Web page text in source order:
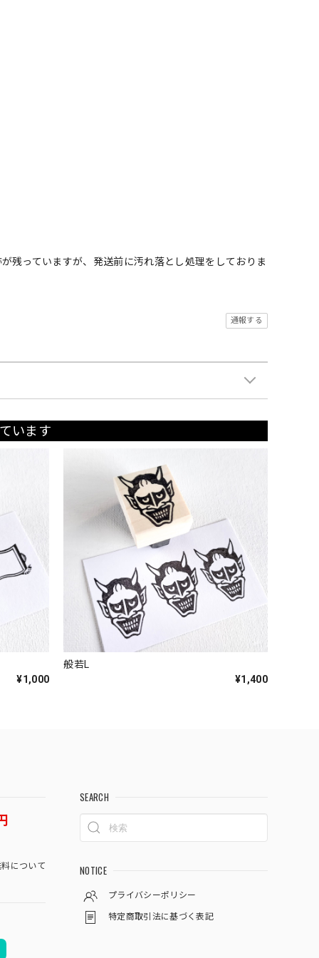
残っていますが、発送前に汚れ落とし処理をしておりま
通報する
います
¥1,000
般若L
¥1,400
について
SEARCH
NOTICE
プライバシーポリシー
特定商取引法に基づく表記